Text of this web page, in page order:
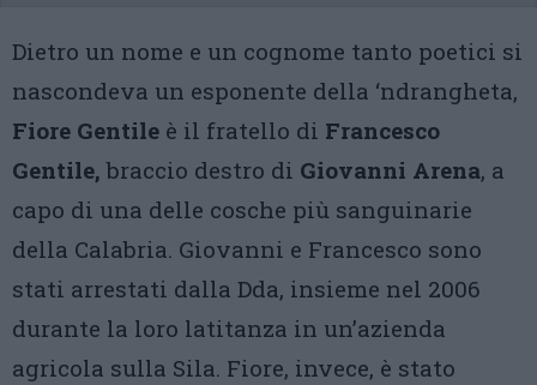
Dietro un nome e un cognome tanto poetici si
nascondeva un esponente della ‘ndrangheta,
Fiore Gentile è il fratello di Francesco
Gentile, braccio destro di Giovanni Arena, a
capo di una delle cosche più sanguinarie
della Calabria. Giovanni e Francesco sono
stati arrestati dalla Dda, insieme nel 2006
durante la loro latitanza in un’azienda
agricola sulla Sila. Fiore, invece, è stato